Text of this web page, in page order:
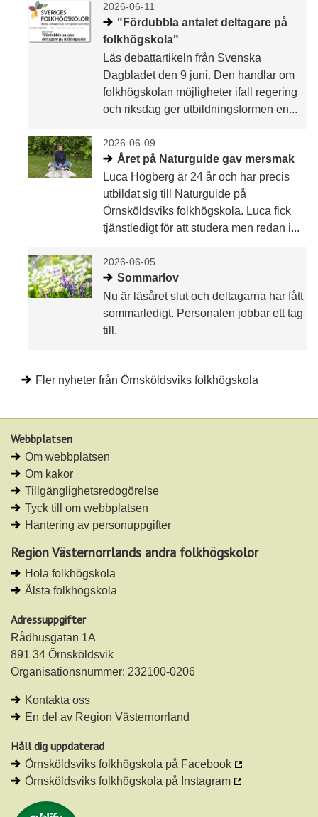
2026-06-11
"Fördubbla antalet deltagare på
folkhögskola"
Läs debattartikeln från Svenska
Dagbladet den 9 juni. Den handlar om
folkhögskolan möjligheter ifall regering
och riksdag ger utbildningsformen en...
2026-06-09
Året på Naturguide gav mersmak
Luca Högberg är 24 år och har precis
utbildat sig till Naturguide på
Örnsköldsviks folkhögskola. Luca fick
tjänstledigt för att studera men redan i...
2026-06-05
Sommarlov
Nu är läsåret slut och deltagarna har fått
sommarledigt. Personalen jobbar ett tag
till.
Fler nyheter från Örnsköldsviks folkhögskola
Webbplatsen
Om webbplatsen
Om kakor
Tillgänglighetsredogörelse
Tyck till om webbplatsen
Hantering av personuppgifter
Region Västernorrlands andra folkhögskolor
Hola folkhögskola
Ålsta folkhögskola
Adressuppgifter
Rådhusgatan 1A
891 34 Örnsköldsvik
Organisationsnummer: 232100-0206
Kontakta oss
En del av Region Västernorrland
Håll dig uppdaterad
Örnsköldsviks folkhögskola på Facebook
Örnsköldsviks folkhögskola på Instagram